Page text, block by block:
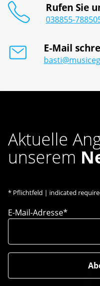
Rufen Sie
038855-
E-Mail
Aktuelle
unserem
* Pflichtfeld | indicated
E-Mail-Adresse*